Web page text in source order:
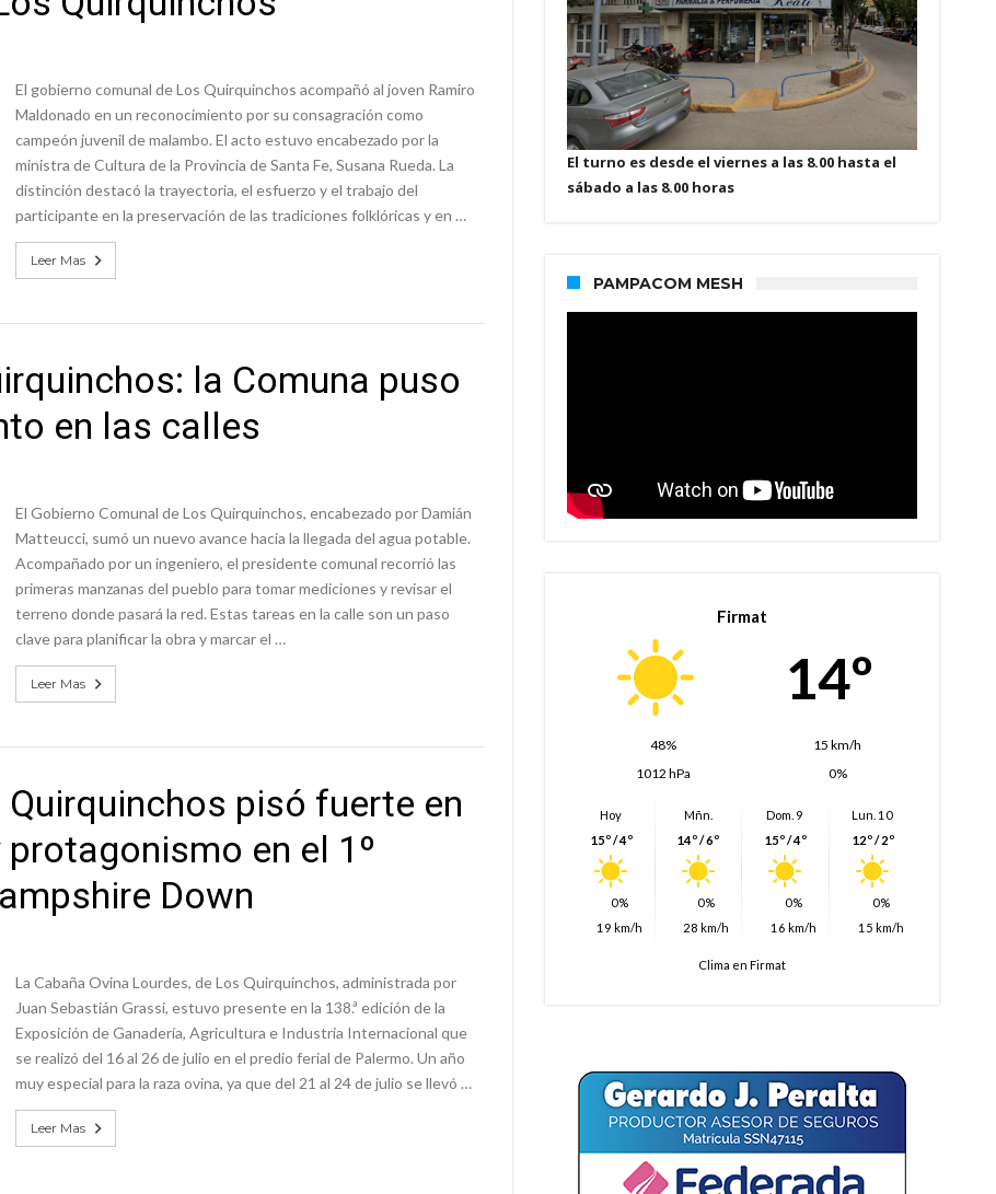
de la Expo Dose
El gobierno comunal de Los Quirquinchos acompañó al joven Ramiro
Maldonado en un reconocimiento por su consagración como
campeón juvenil de malambo. El acto estuvo encabezado por la
ministra de Cultura de la Provincia de Santa Fe, Susana Rueda. La
distinción destacó la trayectoria, el esfuerzo y el trabajo del
participante en la preservación de las tradiciones folklóricas y en …
Leer Mas
la Comuna puso
en las calles
El Gobierno Comunal de Los Quirquinchos, encabezado por Damián
Matteucci, sumó un nuevo avance hacia la llegada del agua potable.
Acompañado por un ingeniero, el presidente comunal recorrió las
primeras manzanas del pueblo para tomar mediciones y revisar el
terreno donde pasará la red. Estas tareas en la calle son un paso
clave para planificar la obra y marcar el …
Leer Mas
pisó fuerte en
en el 1º
Down
La Cabaña Ovina Lourdes, de Los Quirquinchos, administrada por
Juan Sebastián Grassi, estuvo presente en la 138.ª edición de la
Exposición de Ganadería, Agricultura e Industria Internacional que
se realizó del 16 al 26 de julio en el predio ferial de Palermo. Un año
muy especial para la raza ovina, ya que del 21 al 24 de julio se llevó …
Leer Mas
El turno es desde el viernes a las 8.00 hasta el
sábado a las 8.00 horas
PAMPACOM MESH
Firmat
14º
48%
15 km/h
1012 hPa
0%
Hoy
15º / 4º
0%
19 km/h
Mñn.
14º / 6º
0%
28 km/h
Dom. 9
15º / 4º
0%
16 km/h
Lun. 10
12º / 2º
0%
15 km/h
Clima en Firmat